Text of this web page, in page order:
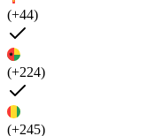
(+44)
(+224)
(+245)